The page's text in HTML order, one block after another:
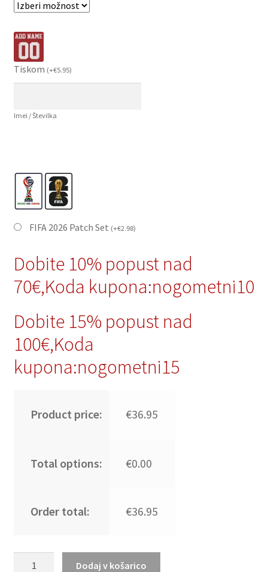
Tiskom (+€5.95)
Imei / Številka
FIFA 2026 Patch Set (+€2.98)
Dobite 10% popust nad
70€,Koda kupona:nogometni10
Dobite 15% popust nad
100€,Koda
kupona:nogometni15
Product price: €36.95
Total options: €0.00
Order total: €36.95
Dodaj v košarico